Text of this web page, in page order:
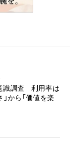
識調査 利用率は
から「価値を楽